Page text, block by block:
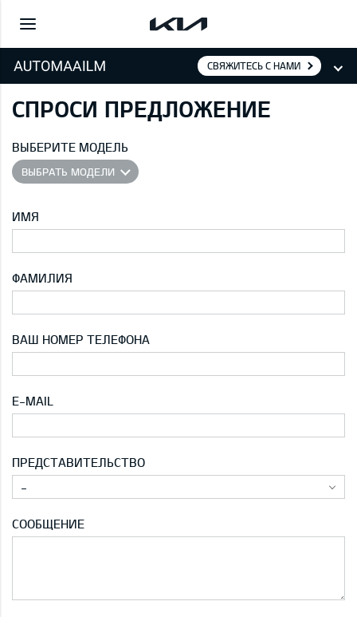
СВЯЖИТЕСЬ С НАМИ
СПРОСИ ПРЕДЛОЖЕНИЕ
ВЫБЕРИТЕ МОДЕЛЬ
ВЫБРАТЬ МОДЕЛИ
ИМЯ
ФАМИЛИЯ
ВАШ НОМЕР ТЕЛЕФОНА
E-MAIL
ПРЕДСТАВИТЕЛЬСТВО
-
СООБЩЕНИЕ